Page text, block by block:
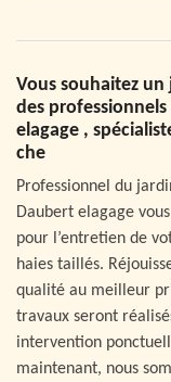
Vous souhaitez
des
elagage ,
che
Professionnel du
Daubert elagage
pour l’entretien de
haies taillés.
qualité au meilleur
travaux seront
intervention
maintenant, nous